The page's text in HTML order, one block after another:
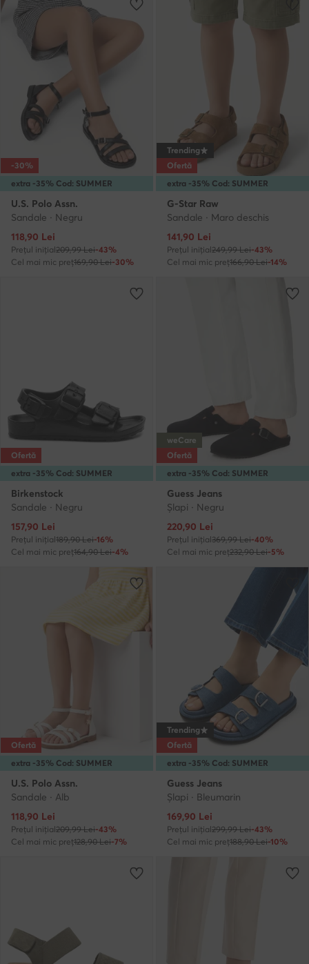
extra -35% Cod: SUMMER
-30%
U.S. Polo Assn.
Sandale · Negru
Prețul actual
118,90 Lei
Prețul inițial209,99 Lei-43%
Cel mai mic preț169,90 Lei-30%
extra -35% Cod: SUMMER
Trending
Ofertă
G-Star Raw
Sandale · Maro deschis
Prețul actual
141,90 Lei
Prețul inițial249,99 Lei-43%
Cel mai mic preț166,90 Lei-14%
extra -35% Cod: SUMMER
Ofertă
Birkenstock
Sandale · Negru
Prețul actual
157,90 Lei
Prețul inițial189,90 Lei-16%
Cel mai mic preț164,90 Lei-4%
extra -35% Cod: SUMMER
weCare
Ofertă
Guess Jeans
Şlapi · Negru
Prețul actual
220,90 Lei
Prețul inițial369,99 Lei-40%
Cel mai mic preț232,90 Lei-5%
extra -35% Cod: SUMMER
Ofertă
U.S. Polo Assn.
Sandale · Alb
Prețul actual
118,90 Lei
Prețul inițial209,99 Lei-43%
Cel mai mic preț128,90 Lei-7%
extra -35% Cod: SUMMER
Trending
Ofertă
Guess Jeans
Şlapi · Bleumarin
Prețul actual
169,90 Lei
Prețul inițial299,99 Lei-43%
Cel mai mic preț188,90 Lei-10%